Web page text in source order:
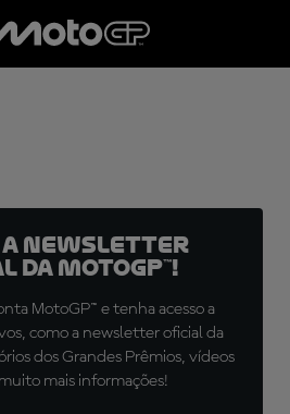
a newsletter
MotoGP™!
MotoGP™ e tenha acesso a
como a newsletter oficial da
dos Grandes Prêmios, vídeos
mais informações!